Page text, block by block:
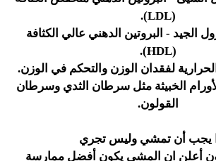
(LDL).
الجيد - البروتين الدهني عالي الكثافة
(HDL).
لفقدان الوزن والتحكم في الوزن.
الخبيثة مثل سرطان الثدي وسرطان
القولون.
يجب أن تمشي وليس تجري
أعلن ان المشي يكون أفضل ممارسة